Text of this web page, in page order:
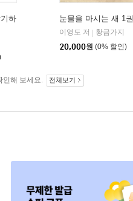
하
눈물을 마시는 새 1권
이영도 저
황금가지
20,000원 (0% 할인)
인해 보세요. 전체보기